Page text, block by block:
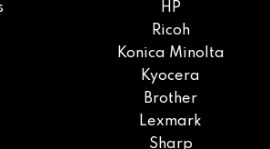
HP
Ricoh
Konica Minolta
Kyocera
Brother
Lexmark
Sharp